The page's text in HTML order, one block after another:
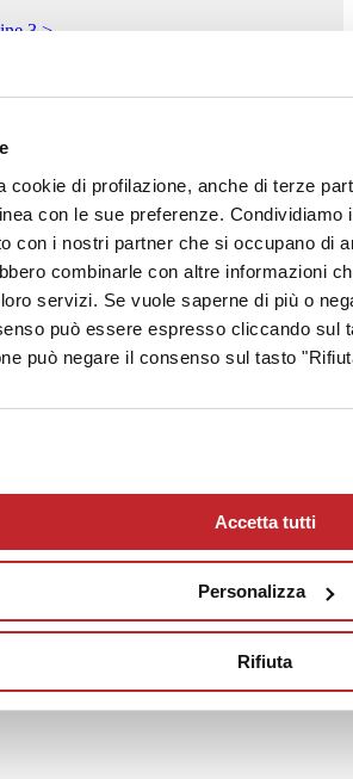
cookie di profilazione, anche di terze
con le sue preferenze.
con i nostri partner che si occupano di
combinarle con altre informazioni
servizi. Se vuole saperne di più o
può essere espresso cliccando sul
può negare il consenso sul tasto
Accetta tutti
Personalizza
Rifiuta
3 >